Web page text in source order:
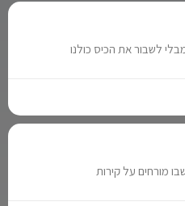
לשבור את הכיס כולנו
מורחים על קירות